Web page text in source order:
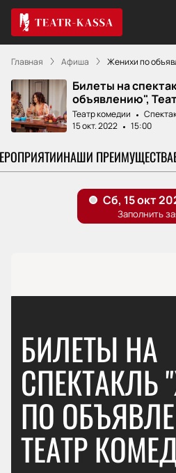
Главная Афиша Женихи по
Билеты на
объявлению",
Театр комедии
15 окт. 2022
15:00
НАШИ ПРЕИМУЩЕСТВА
БИЛЕТЫ НА
СПЕКТАКЛЬ
ПО
ТЕАТР